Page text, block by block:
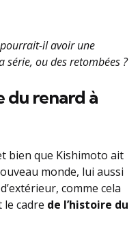
pourrait-il avoir une
série, ou des retombées ?
du renard à
bien que Kishimoto ait
monde, lui aussi
comme cela
le cadre de l’histoire du